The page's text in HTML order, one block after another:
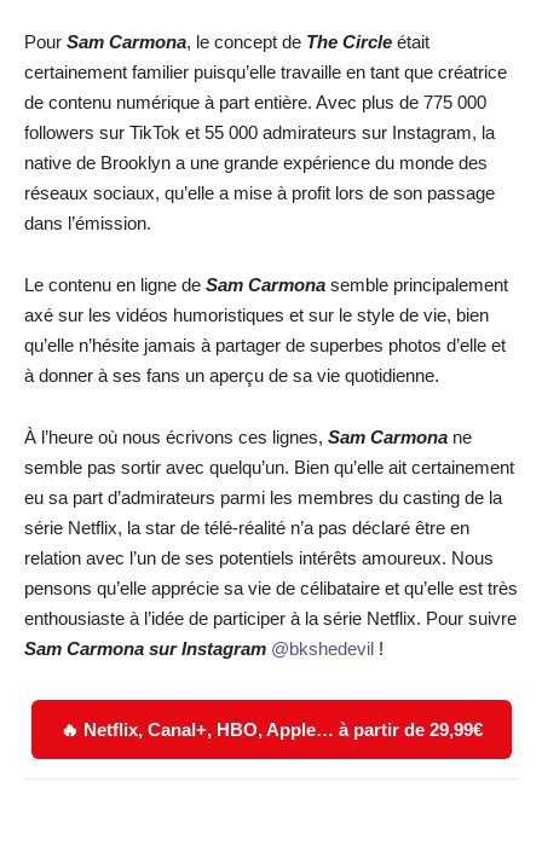
Pour Sam Carmona, le concept de The Circle était
certainement familier puisqu’elle travaille en tant que créatrice
de contenu numérique à part entière. Avec plus de 775 000
followers sur TikTok et 55 000 admirateurs sur Instagram, la
native de Brooklyn a une grande expérience du monde des
réseaux sociaux, qu’elle a mise à profit lors de son passage
dans l’émission.
Le contenu en ligne de Sam Carmona semble principalement
axé sur les vidéos humoristiques et sur le style de vie, bien
qu’elle n’hésite jamais à partager de superbes photos d’elle et
à donner à ses fans un aperçu de sa vie quotidienne.
À l’heure où nous écrivons ces lignes, Sam Carmona ne
semble pas sortir avec quelqu’un. Bien qu’elle ait certainement
eu sa part d’admirateurs parmi les membres du casting de la
série Netflix, la star de télé-réalité n’a pas déclaré être en
relation avec l’un de ses potentiels intérêts amoureux. Nous
pensons qu’elle apprécie sa vie de célibataire et qu’elle est très
enthousiaste à l’idée de participer à la série Netflix. Pour suivre
Sam Carmona sur Instagram @bkshedevil !
🔥 Netflix, Canal+, HBO, Apple… à partir de 29,99€